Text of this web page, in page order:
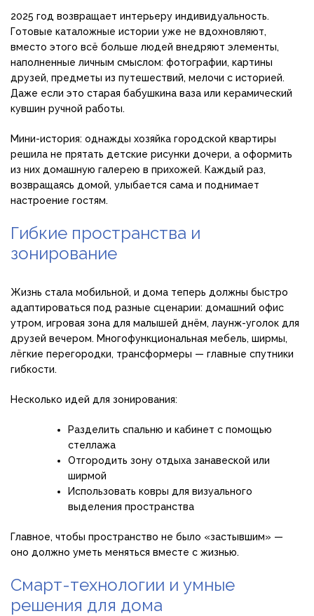
2025 год возвращает интерьеру индивидуальность.
Готовые каталожные истории уже не вдохновляют,
вместо этого всё больше людей внедряют элементы,
наполненные личным смыслом: фотографии, картины
друзей, предметы из путешествий, мелочи с историей.
Даже если это старая бабушкина ваза или керамический
кувшин ручной работы.
Мини-история: однажды хозяйка городской квартиры
решила не прятать детские рисунки дочери, а оформить
из них домашную галерею в прихожей. Каждый раз,
возвращаясь домой, улыбается сама и поднимает
настроение гостям.
Гибкие пространства и
зонирование
Жизнь стала мобильной, и дома теперь должны быстро
адаптироваться под разные сценарии: домашний офис
утром, игровая зона для малышей днём, лаунж-уголок для
друзей вечером. Многофункциональная мебель, ширмы,
лёгкие перегородки, трансформеры — главные спутники
гибкости.
Несколько идей для зонирования:
Разделить спальню и кабинет с помощью
стеллажа
Отгородить зону отдыха занавеской или
ширмой
Использовать ковры для визуального
выделения пространства
Главное, чтобы пространство не было «застывшим» —
оно должно уметь меняться вместе с жизнью.
Смарт-технологии и умные
решения для дома